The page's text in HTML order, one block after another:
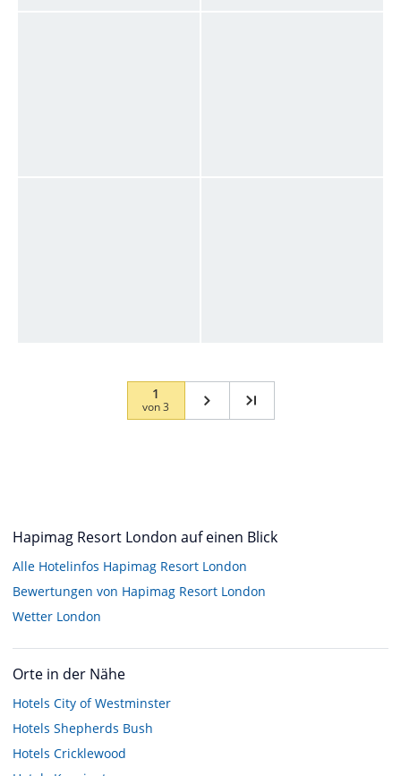
1
von3
Hapimag Resort London auf einen Blick
Alle Hotelinfos Hapimag Resort London
Bewertungen von Hapimag Resort London
Wetter London
Orte in der Nähe
Hotels City of Westminster
Hotels Shepherds Bush
Hotels Cricklewood